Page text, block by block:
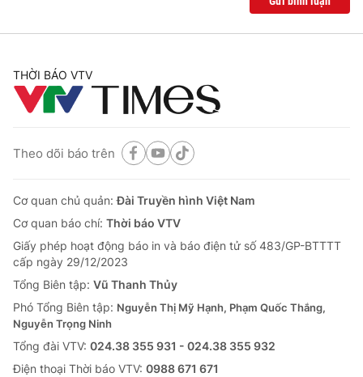
THỜI BÁO VTV
Theo dõi báo trên
Cơ quan chủ quản:Đài Truyền hình Việt Nam
Cơ quan báo chí: Thời báo VTV
Giấy phép hoạt động báo in và báo điện tử số 483/GP-BTTTT
cấp ngày 29/12/2023
Tổng Biên tập: Vũ Thanh Thủy
Phó Tổng Biên tập: Nguyễn Thị Mỹ Hạnh, Phạm Quốc Thắng,
Nguyễn Trọng Ninh
Tổng đài VTV: 024.38 355 931 - 024.38 355 932
Ðiện thoại Thời báo VTV: 0988 671 671